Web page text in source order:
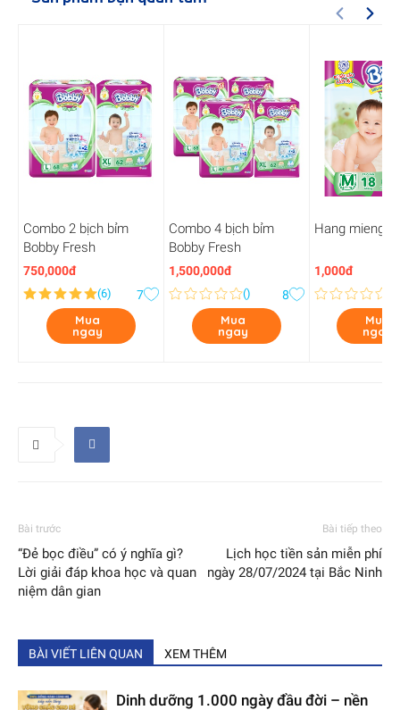
Combo 2 bịch bỉm
Bobby Fresh
750,000đ
(6)
7
Mua
ngay
Combo 4 bịch bỉm
Bobby Fresh
1,500,000đ
()
8
Mua
ngay
Hang mieng
1,000đ
Mua
ngay
Bài trước
“Đẻ bọc điều” có ý nghĩa gì?
Lời giải đáp khoa học và quan
niệm dân gian
Bài tiếp theo
Lịch học tiền sản miễn phí
ngày 28/07/2024 tại Bắc Ninh
BÀI VIẾT LIÊN QUAN XEM THÊM
Dinh dưỡng 1.000 ngày đầu đời – nền